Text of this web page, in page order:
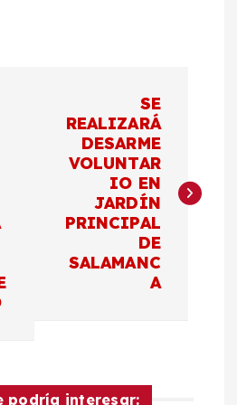
SE
REALIZARÁ
DESARME
VOLUNTAR
IO EN
JARDÍN
PRINCIPAL
DE
SALAMANC
A
podría interesar: